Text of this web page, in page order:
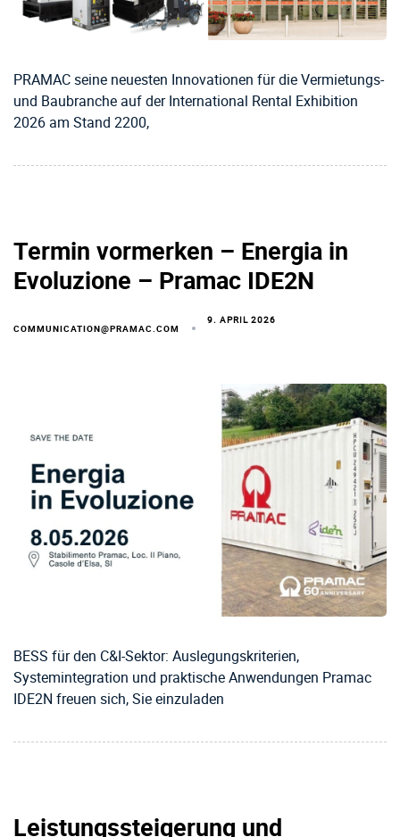
PRAMAC seine neuesten Innovationen für die Vermietungs-
und Baubranche auf der International Rental Exhibition
2026 am Stand 2200,
Termin vormerken – Energia in
Evoluzione – Pramac IDE2N
COMMUNICATION@PRAMAC.COM
9. APRIL 2026
BESS für den C&I-Sektor: Auslegungskriterien,
Systemintegration und praktische Anwendungen Pramac
IDE2N freuen sich, Sie einzuladen
Leistungssteigerung und